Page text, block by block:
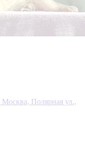
Москва, Полярная ул.,